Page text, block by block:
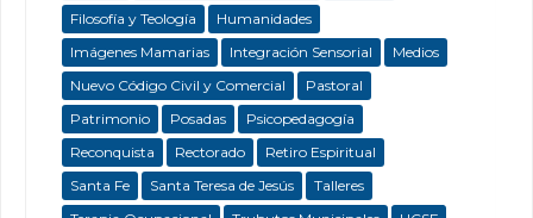
Filosofía y Teología
Humanidades
Imágenes Mamarias
Integración Sensorial
Medios
Nuevo Código Civil y Comercial
Pastoral
Patrimonio
Posadas
Psicopedagogía
Reconquista
Rectorado
Retiro Espiritual
Santa Fe
Santa Teresa de Jesús
Talleres